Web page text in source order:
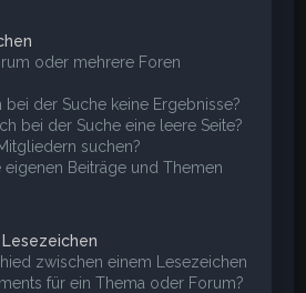
oder mehrere Foren
der Suche keine Ergebnisse?
bei der Suche eine leere Seite?
suchen?
Beiträge und Themen
zwischen einem Lesezeichen
für ein Thema oder Forum?